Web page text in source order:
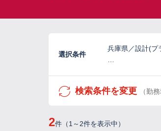
選択条件
兵庫県／設計(プ
検索条件を変更 （勤
2件（1～2件を表示中）